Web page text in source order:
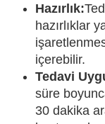
Hazırlık:
hazırlıklar
içerebilir.
Tedavi
süre
30 dakika